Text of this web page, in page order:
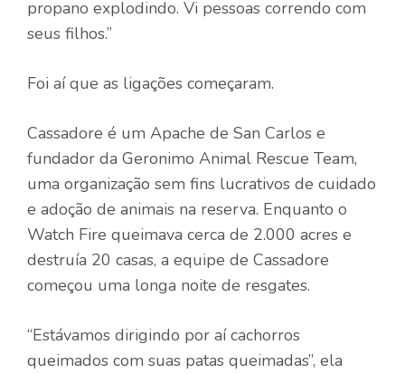
propano explodindo. Vi pessoas correndo com
seus filhos.”
Foi aí que as ligações começaram.
Cassadore é um Apache de San Carlos e
fundador da Geronimo Animal Rescue Team,
uma organização sem fins lucrativos de cuidado
e adoção de animais na reserva. Enquanto o
Watch Fire queimava cerca de 2.000 acres e
destruía 20 casas, a equipe de Cassadore
começou uma longa noite de resgates.
“Estávamos dirigindo por aí cachorros
queimados com suas patas queimadas”, ela